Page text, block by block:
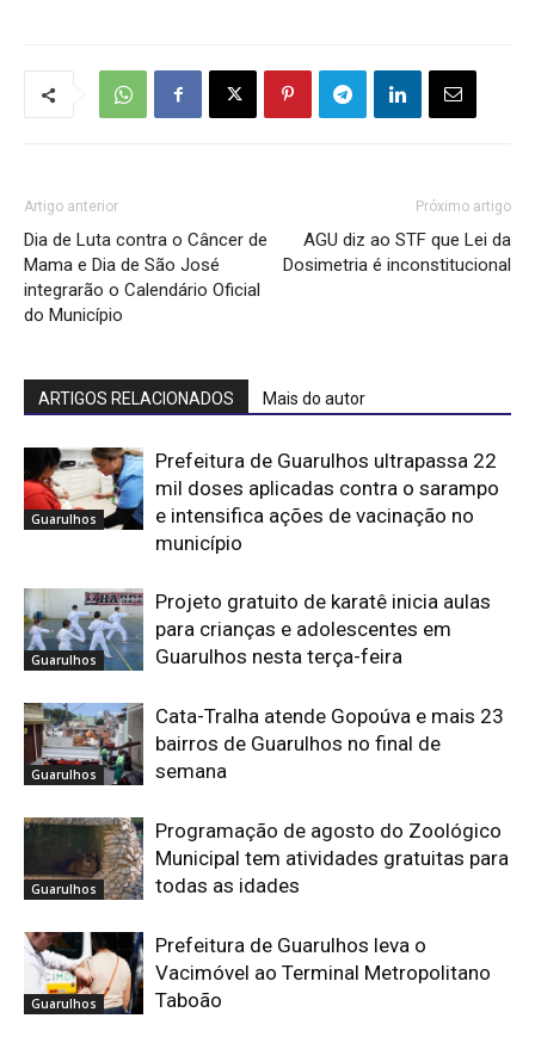
Artigo anterior
Dia de Luta contra o Câncer de
Mama e Dia de São José
integrarão o Calendário Oficial
do Município
Próximo artigo
AGU diz ao STF que Lei da
Dosimetria é inconstitucional
ARTIGOS RELACIONADOS Mais do autor
Guarulhos
Prefeitura de Guarulhos ultrapassa 22
mil doses aplicadas contra o sarampo
e intensifica ações de vacinação no
município
Guarulhos
Projeto gratuito de karatê inicia aulas
para crianças e adolescentes em
Guarulhos nesta terça-feira
Guarulhos
Cata-Tralha atende Gopoúva e mais 23
bairros de Guarulhos no final de
semana
Guarulhos
Programação de agosto do Zoológico
Municipal tem atividades gratuitas para
todas as idades
Guarulhos
Prefeitura de Guarulhos leva o
Vacimóvel ao Terminal Metropolitano
Taboão